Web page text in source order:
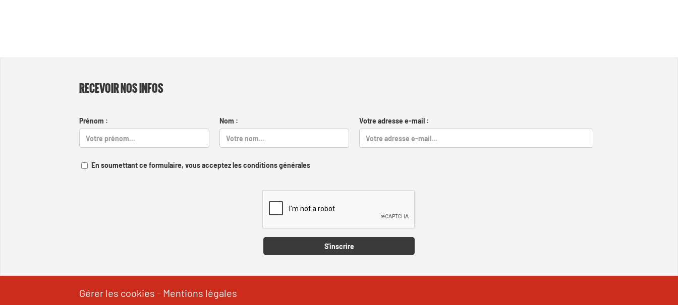
RECEVOIR NOS INFOS
Prénom : Nom : Votre adresse e-mail :
En soumettant ce formulaire, vous acceptez les conditions générales
S'inscrire
Gérer les cookies - Mentions légales